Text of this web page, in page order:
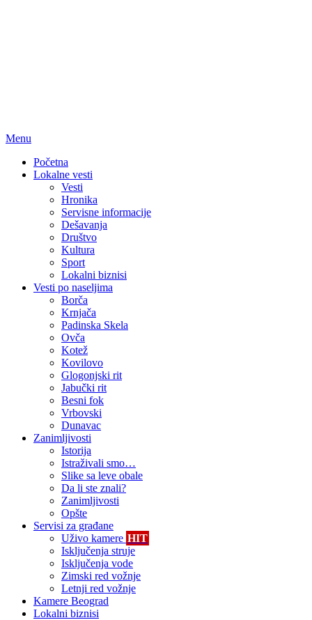
Menu
Početna
Lokalne vesti
Vesti
Hronika
Servisne informacije
Dešavanja
Društvo
Kultura
Sport
Lokalni biznisi
Vesti po naseljima
Borča
Krnjača
Padinska Skela
Ovča
Kotež
Kovilovo
Glogonjski rit
Jabučki rit
Besni fok
Vrbovski
Dunavac
Zanimljivosti
Istorija
Istraživali smo…
Slike sa leve obale
Da li ste znali?
Zanimljivosti
Opšte
Servisi za građane
Uživo kamere HIT
Isključenja struje
Isključenja vode
Zimski red vožnje
Letnji red vožnje
Kamere Beograd
Lokalni biznisi